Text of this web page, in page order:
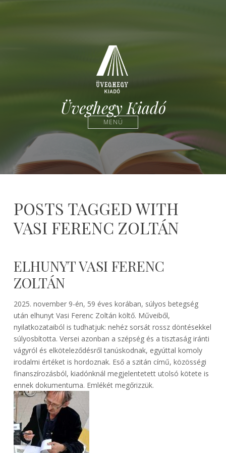
Üveghegy Kiadó
MENÜ
POSTS TAGGED WITH
VASI FERENC ZOLTÁN
ELHUNYT VASI FERENC
ZOLTÁN
2025. november 9-én, 59 éves korában, súlyos betegség
után elhunyt Vasi Ferenc Zoltán költő. Műveiből,
nyilatkozataiból is tudhatjuk: nehéz sorsát rossz döntésekkel
súlyosbította. Versei azonban a szépség és a tisztaság iránti
vágyról és elköteleződésről tanúskodnak, egyúttal komoly
irodalmi értéket is hordoznak. Eső a szitán című, közösségi
finanszírozásból, kiadónknál megjelentetett utolsó kötete is
ennek dokumentuma. Emlékét megőrizzük.